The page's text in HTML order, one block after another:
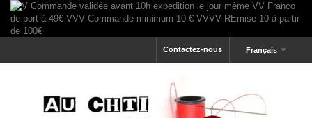
Français
Contactez-nous